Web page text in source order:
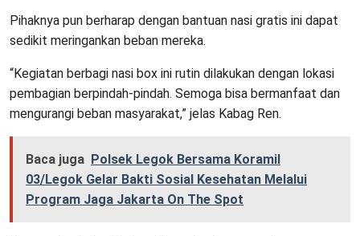
Pihaknya pun berharap dengan bantuan nasi gratis ini dapat
sedikit meringankan beban mereka.
“Kegiatan berbagi nasi box ini rutin dilakukan dengan lokasi
pembagian berpindah-pindah. Semoga bisa bermanfaat dan
mengurangi beban masyarakat,” jelas Kabag Ren.
Baca juga Polsek Legok Bersama Koramil
03/Legok Gelar Bakti Sosial Kesehatan Melalui
Program Jaga Jakarta On The Spot